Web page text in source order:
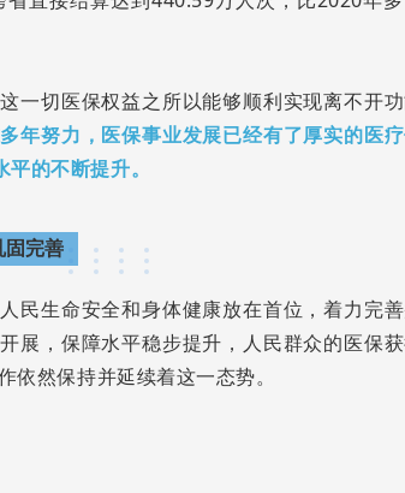
一切医保权益之所以能够顺利实现离不开
年努力， 医保事业发展已经有了厚实的医
的不断提升。
固完善
民生命安全和身体健康放在首位，着力完
展，保障水平稳步提升，人民群众的医保
然保持并延续着这一态势。